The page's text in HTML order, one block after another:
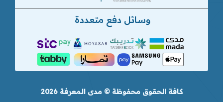
وسائل دفع متعددة
كافة الحقوق محفوظة © مدى المعرفة 2026